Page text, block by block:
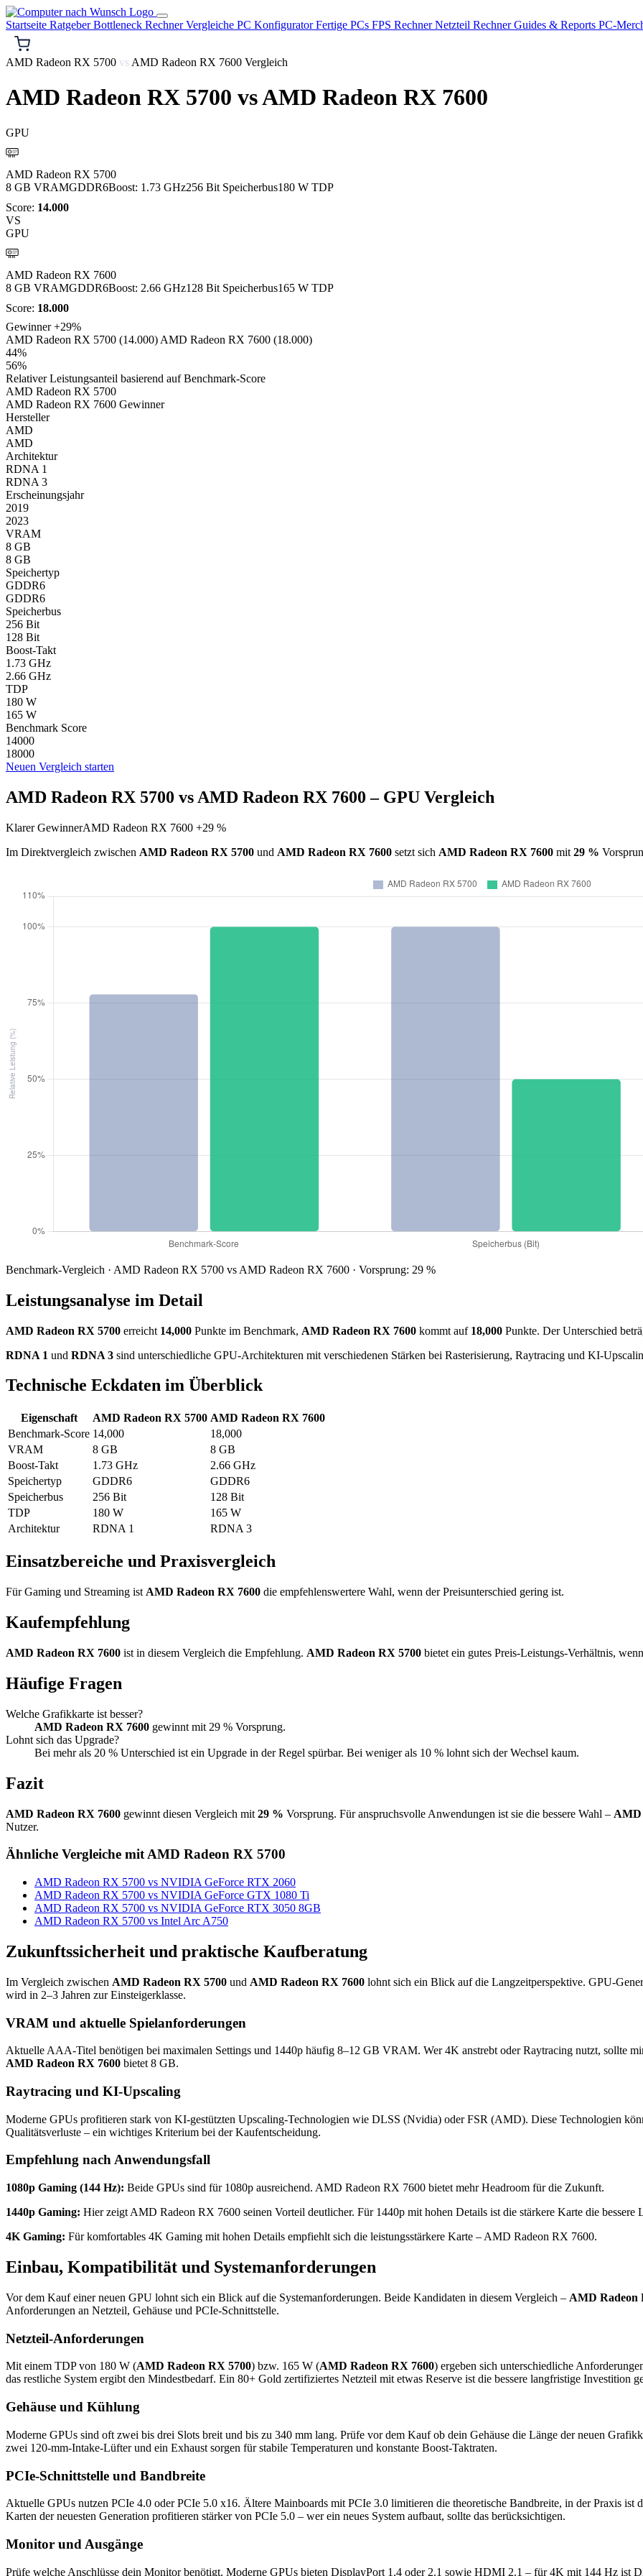
Startseite RatgeberBottleneck RechnerVergleiche PC KonfiguratorFertige PCs FPS RechnerNetzteil RechnerGuides & Reports PC-
AMD Radeon RX 5700 vs AMD Radeon RX 7600 Vergleich
AMD Radeon RX 5700 vsAMD Radeon RX 7600
GPU
AMD Radeon RX 5700
8 GB VRAMGDDR6Boost: 1.73 GHz256 Bit Speicherbus180 W TDP
Score: 14.000
VS
GPU
AMD Radeon RX 7600
8 GB VRAMGDDR6Boost: 2.66 GHz128 Bit Speicherbus165 W TDP
Score: 18.000
Gewinner+29%
AMD Radeon RX 5700 (14.000) AMD Radeon RX 7600 (18.000)
44%
56%
Relativer Leistungsanteil basierend auf Benchmark-Score
AMD Radeon RX 5700
AMD Radeon RX 7600 Gewinner
Hersteller
AMD
AMD
Architektur
RDNA 1
RDNA 3
Erscheinungsjahr
2019
2023
VRAM
8 GB
8 GB
Speichertyp
GDDR6
GDDR6
Speicherbus
256 Bit
128 Bit
Boost-Takt
1.73 GHz
2.66 GHz
TDP
180 W
165 W
Benchmark Score
14000
18000
Neuen Vergleich starten
AMD Radeon RX 5700 vs AMD Radeon RX 7600 – GPU Vergleich
Klarer GewinnerAMD Radeon RX 7600 +29 %
Im Direktvergleich zwischen AMD Radeon RX 5700 und AMD Radeon RX 7600 setzt sich AMD Radeon RX 7600 mit 29 %
Benchmark-Vergleich · AMD Radeon RX 5700 vs AMD Radeon RX 7600 · Vorsprung: 29 %
Leistungsanalyse im Detail
AMD Radeon RX 5700 erreicht 14,000 Punkte im Benchmark, AMD Radeon RX 7600 kommt auf 18,000 Punkte. Der Unterschied
RDNA 1 und RDNA 3 sind unterschiedliche GPU-Architekturen mit verschiedenen Stärken bei Rasterisierung, Raytracing und KI-
Technische Eckdaten im Überblick
Eigenschaft AMD Radeon RX 5700 AMD Radeon RX 7600
Benchmark-Score 14,000
18,000
VRAM
8 GB
8 GB
Boost-Takt
1.73 GHz
2.66 GHz
Speichertyp
GDDR6
GDDR6
Speicherbus
256 Bit
128 Bit
TDP
180 W
165 W
Architektur
RDNA 1 RDNA 3
Einsatzbereiche und Praxisvergleich
Für Gaming und Streaming ist AMD Radeon RX 7600 die empfehlenswertere Wahl, wenn der Preisunterschied gering ist.
Kaufempfehlung
AMD Radeon RX 7600 ist in diesem Vergleich die Empfehlung. AMD Radeon RX 5700 bietet ein gutes Preis-Leistungs-Verhältnis,
Häufige Fragen
Welche Grafikkarte ist besser?
AMD Radeon RX 7600 gewinnt mit 29 % Vorsprung.
Lohnt sich das Upgrade?
Bei mehr als 20 % Unterschied ist ein Upgrade in der Regel spürbar. Bei weniger als 10 % lohnt sich der Wechsel kaum.
Fazit
AMD Radeon RX 7600 gewinnt diesen Vergleich mit 29 % Vorsprung. Für anspruchsvolle Anwendungen ist sie die bessere Wahl – AMD
Nutzer.
Ähnliche Vergleiche mit AMD Radeon RX 5700
AMD Radeon RX 5700 vs NVIDIA GeForce RTX 2060
AMD Radeon RX 5700 vs NVIDIA GeForce GTX 1080 Ti
AMD Radeon RX 5700 vs NVIDIA GeForce RTX 3050 8GB
AMD Radeon RX 5700 vs Intel Arc A750
Zukunftssicherheit und praktische Kaufberatung
Im Vergleich zwischen AMD Radeon RX 5700 und AMD Radeon RX 7600 lohnt sich ein Blick auf die Langzeitperspektive. GPU-
wird in 2–3 Jahren zur Einsteigerklasse.
VRAM und aktuelle Spielanforderungen
Aktuelle AAA-Titel benötigen bei maximalen Settings und 1440p häufig 8–12 GB VRAM. Wer 4K anstrebt oder Raytracing nutzt, sollte
AMD Radeon RX 7600 bietet 8 GB.
Raytracing und KI-Upscaling
Moderne GPUs profitieren stark von KI-gestützten Upscaling-Technologien wie DLSS (Nvidia) oder FSR (AMD). Diese Technologien
Qualitätsverluste – ein wichtiges Kriterium bei der Kaufentscheidung.
Empfehlung nach Anwendungsfall
1080p Gaming (144 Hz): Beide GPUs sind für 1080p ausreichend. AMD Radeon RX 7600 bietet mehr Headroom für die Zukunft.
1440p Gaming: Hier zeigt AMD Radeon RX 7600 seinen Vorteil deutlicher. Für 1440p mit hohen Details ist die stärkere Karte die bessere
4K Gaming: Für komfortables 4K Gaming mit hohen Details empfiehlt sich die leistungsstärkere Karte – AMD Radeon RX 7600.
Einbau, Kompatibilität und Systemanforderungen
Vor dem Kauf einer neuen GPU lohnt sich ein Blick auf die Systemanforderungen. Beide Kandidaten in diesem Vergleich – AMD Radeon
Anforderungen an Netzteil, Gehäuse und PCIe-Schnittstelle.
Netzteil-Anforderungen
Mit einem TDP von 180 W (AMD Radeon RX 5700) bzw. 165 W (AMD Radeon RX 7600) ergeben sich unterschiedliche
das restliche System ergibt den Mindestbedarf. Ein 80+ Gold zertifiziertes Netzteil mit etwas Reserve ist die bessere langfristige Investition
Gehäuse und Kühlung
Moderne GPUs sind oft zwei bis drei Slots breit und bis zu 340 mm lang. Prüfe vor dem Kauf ob dein Gehäuse die Länge der neuen
zwei 120-mm-Intake-Lüfter und ein Exhaust sorgen für stabile Temperaturen und konstante Boost-Taktraten.
PCIe-Schnittstelle und Bandbreite
Aktuelle GPUs nutzen PCIe 4.0 oder PCIe 5.0 x16. Ältere Mainboards mit PCIe 3.0 limitieren die theoretische Bandbreite, in der Praxis
Karten der neuesten Generation profitieren stärker von PCIe 5.0 – wer ein neues System aufbaut, sollte das berücksichtigen.
Monitor und Ausgänge
Prüfe welche Anschlüsse dein Monitor benötigt. Moderne GPUs bieten DisplayPort 1.4 oder 2.1 sowie HDMI 2.1 – für 4K mit 144 Hz